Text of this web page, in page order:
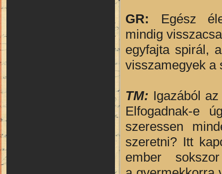
GR: Egész
mindig
egyfajta spirál,
visszamegyek a
TM: Igazából
Elfogadnak-e
szeressen
szeretni? Itt
ember